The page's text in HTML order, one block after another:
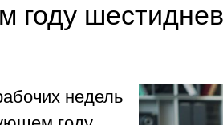
году
недель